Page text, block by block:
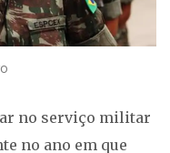
no serviço militar
no ano em que